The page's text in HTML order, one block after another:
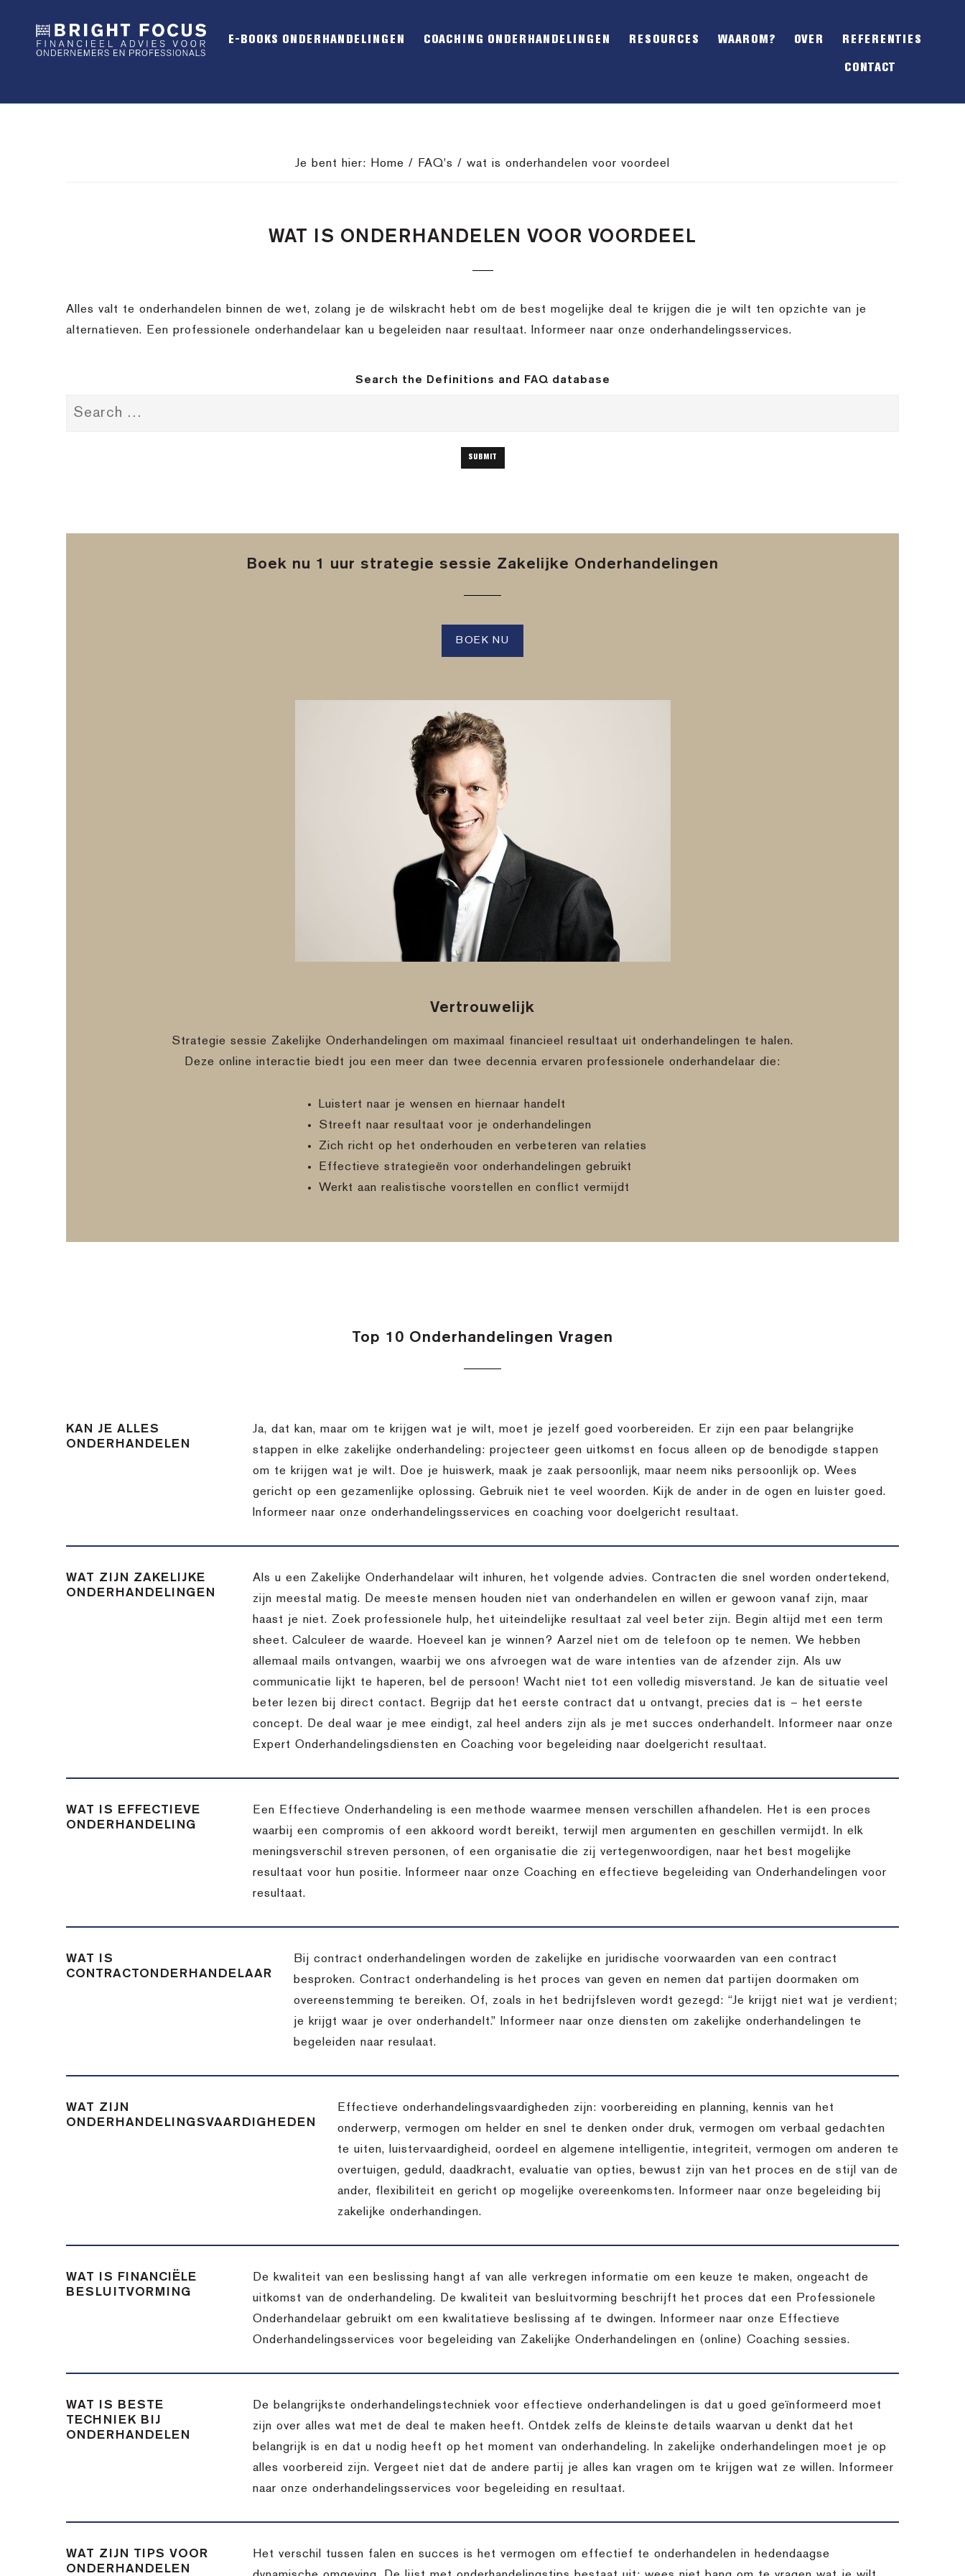
OFFSCREEN
E-BOOKS ONDERHANDELINGEN COACHING ONDERHANDELINGEN RESOURCES WAAROM? OVER REFERENTIES
CONTACT
Je bent hier: Home / FAQ's / wat is onderhandelen voor voordeel
WAT IS ONDERHANDELEN VOOR VOORDEEL
Alles valt te onderhandelen binnen de wet, zolang je de wilskracht hebt om de best mogelijke deal te krijgen die je wilt ten opzichte van je
alternatieven. Een professionele onderhandelaar kan u begeleiden naar resultaat. Informeer naar onze onderhandelingsservices.
Search the Definitions and FAQ database
Boek nu 1 uur strategie sessie Zakelijke Onderhandelingen
BOEK NU
Vertrouwelijk
Strategie sessie Zakelijke Onderhandelingen om maximaal financieel resultaat uit onderhandelingen te halen.
Deze online interactie biedt jou een meer dan twee decennia ervaren professionele onderhandelaar die:
Luistert naar je wensen en hiernaar handelt
Streeft naar resultaat voor je onderhandelingen
Zich richt op het onderhouden en verbeteren van relaties
Effectieve strategieën voor onderhandelingen gebruikt
Werkt aan realistische voorstellen en conflict vermijdt
Top 10 Onderhandelingen Vragen
KAN JE ALLES
ONDERHANDELEN
Ja, dat kan, maar om te krijgen wat je wilt, moet je jezelf goed voorbereiden. Er zijn een paar belangrijke
stappen in elke zakelijke onderhandeling: projecteer geen uitkomst en focus alleen op de benodigde stappen
om te krijgen wat je wilt. Doe je huiswerk, maak je zaak persoonlijk, maar neem niks persoonlijk op. Wees
gericht op een gezamenlijke oplossing. Gebruik niet te veel woorden. Kijk de ander in de ogen en luister goed.
Informeer naar onze onderhandelingsservices en coaching voor doelgericht resultaat.
WAT ZIJN ZAKELIJKE
ONDERHANDELINGEN
Als u een Zakelijke Onderhandelaar wilt inhuren, het volgende advies. Contracten die snel worden ondertekend,
zijn meestal matig. De meeste mensen houden niet van onderhandelen en willen er gewoon vanaf zijn, maar
haast je niet. Zoek professionele hulp, het uiteindelijke resultaat zal veel beter zijn. Begin altijd met een term
sheet. Calculeer de waarde. Hoeveel kan je winnen? Aarzel niet om de telefoon op te nemen. We hebben
allemaal mails ontvangen, waarbij we ons afvroegen wat de ware intenties van de afzender zijn. Als uw
communicatie lijkt te haperen, bel de persoon! Wacht niet tot een volledig misverstand. Je kan de situatie veel
beter lezen bij direct contact. Begrijp dat het eerste contract dat u ontvangt, precies dat is – het eerste
concept. De deal waar je mee eindigt, zal heel anders zijn als je met succes onderhandelt. Informeer naar onze
Expert Onderhandelingsdiensten en Coaching voor begeleiding naar doelgericht resultaat.
WAT IS EFFECTIEVE
ONDERHANDELING
Een Effectieve Onderhandeling is een methode waarmee mensen verschillen afhandelen. Het is een proces
waarbij een compromis of een akkoord wordt bereikt, terwijl men argumenten en geschillen vermijdt. In elk
meningsverschil streven personen, of een organisatie die zij vertegenwoordigen, naar het best mogelijke
resultaat voor hun positie. Informeer naar onze Coaching en effectieve begeleiding van Onderhandelingen voor
resultaat.
WAT IS
CONTRACTONDERHANDELAAR
Bij contract onderhandelingen worden de zakelijke en juridische voorwaarden van een contract
besproken. Contract onderhandeling is het proces van geven en nemen dat partijen doormaken om
overeenstemming te bereiken. Of, zoals in het bedrijfsleven wordt gezegd: “Je krijgt niet wat je verdient;
je krijgt waar je over onderhandelt.” Informeer naar onze diensten om zakelijke onderhandelingen te
begeleiden naar resulaat.
WAT ZIJN
ONDERHANDELINGSVAARDIGHEDEN
Effectieve onderhandelingsvaardigheden zijn: voorbereiding en planning, kennis van het
onderwerp, vermogen om helder en snel te denken onder druk, vermogen om verbaal gedachten
te uiten, luistervaardigheid, oordeel en algemene intelligentie, integriteit, vermogen om anderen te
overtuigen, geduld, daadkracht, evaluatie van opties, bewust zijn van het proces en de stijl van de
ander, flexibiliteit en gericht op mogelijke overeenkomsten. Informeer naar onze begeleiding bij
zakelijke onderhandingen.
WAT IS FINANCIËLE
BESLUITVORMING
De kwaliteit van een beslissing hangt af van alle verkregen informatie om een keuze te maken, ongeacht de
uitkomst van de onderhandeling. De kwaliteit van besluitvorming beschrijft het proces dat een Professionele
Onderhandelaar gebruikt om een kwalitatieve beslissing af te dwingen. Informeer naar onze Effectieve
Onderhandelingsservices voor begeleiding van Zakelijke Onderhandelingen en (online) Coaching sessies.
WAT IS BESTE
TECHNIEK BIJ
ONDERHANDELEN
De belangrijkste onderhandelingstechniek voor effectieve onderhandelingen is dat u goed geïnformeerd moet
zijn over alles wat met de deal te maken heeft. Ontdek zelfs de kleinste details waarvan u denkt dat het
belangrijk is en dat u nodig heeft op het moment van onderhandeling. In zakelijke onderhandelingen moet je op
alles voorbereid zijn. Vergeet niet dat de andere partij je alles kan vragen om te krijgen wat ze willen. Informeer
naar onze onderhandelingsservices voor begeleiding en resultaat.
WAT ZIJN TIPS VOOR
ONDERHANDELEN
Het verschil tussen falen en succes is het vermogen om effectief te onderhandelen in hedendaagse